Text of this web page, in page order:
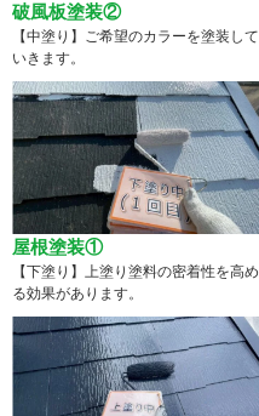
破風板塗装②
【中塗り】ご希望のカラーを塗装して
いきます。
屋根塗装①
【下塗り】上塗り塗料の密着性を高め
る効果があります。